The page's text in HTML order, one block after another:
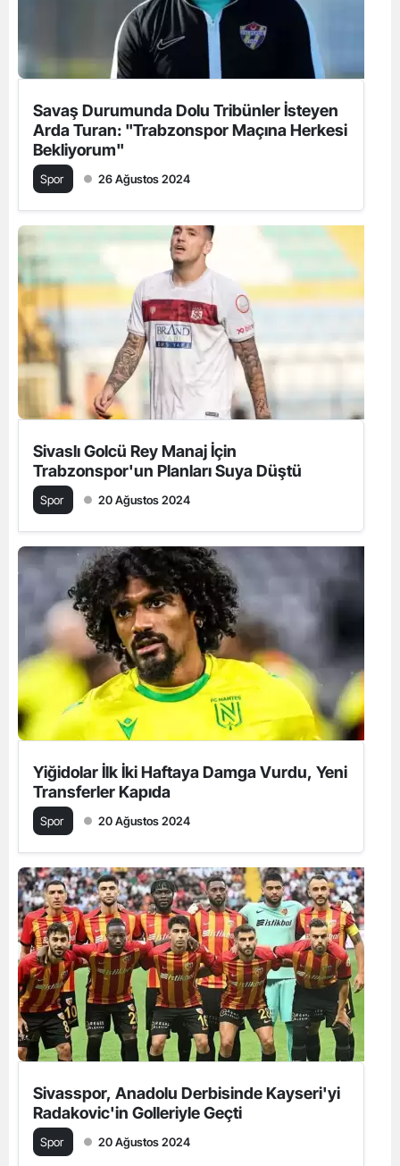
Savaş Durumunda Dolu Tribünler İsteyen
Arda Turan: "Trabzonspor Maçına Herkesi
Bekliyorum"
Spor 26 Ağustos 2024
Sivaslı Golcü Rey Manaj İçin
Trabzonspor'un Planları Suya Düştü
Spor 20 Ağustos 2024
Yiğidolar İlk İki Haftaya Damga Vurdu, Yeni
Transferler Kapıda
Spor 20 Ağustos 2024
Sivasspor, Anadolu Derbisinde Kayseri'yi
Radakovic'in Golleriyle Geçti
Spor 20 Ağustos 2024